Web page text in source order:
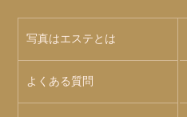
写真はエステとは
よくある質問